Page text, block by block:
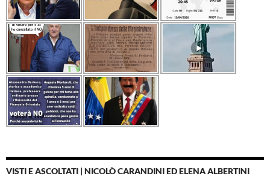
VISTI E ASCOLTATI | NICOLÒ CARANDINI ED ELENA ALBERTINI